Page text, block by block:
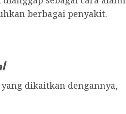
berbagai penyakit.
dikaitkan dengannya,